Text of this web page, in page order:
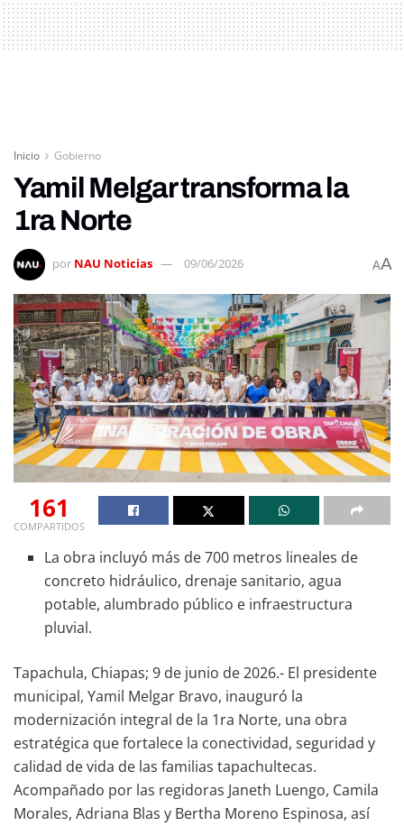
Inicio Gobierno
Yamil Melgar transforma la
1ra Norte
por NAU Noticias 09/06/2026 AA
161
COMPARTIDOS
La obra incluyó más de 700 metros lineales de
concreto hidráulico, drenaje sanitario, agua
potable, alumbrado público e infraestructura
pluvial.
Tapachula, Chiapas; 9 de junio de 2026.- El presidente
municipal, Yamil Melgar Bravo, inauguró la
modernización integral de la 1ra Norte, una obra
estratégica que fortalece la conectividad, seguridad y
calidad de vida de las familias tapachultecas.
Acompañado por las regidoras Janeth Luengo, Camila
Morales, Adriana Blas y Bertha Moreno Espinosa, así